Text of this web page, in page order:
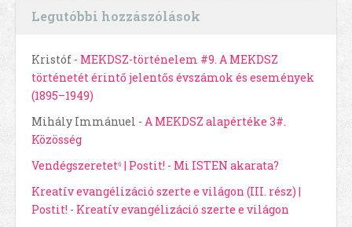
Legutóbbi hozzászólások
Kristóf - MEKDSZ-történelem #9. A MEKDSZ
történetét érintő jelentős évszámok és események
(1895–1949)
Mihály Immánuel - A MEKDSZ alapértéke 3#.
Közösség
Vendégszeretet⁶ | Postit! - Mi ISTEN akarata?
Kreatív evangélizáció szerte e világon (III. rész) |
Postit! - Kreatív evangélizáció szerte e világon